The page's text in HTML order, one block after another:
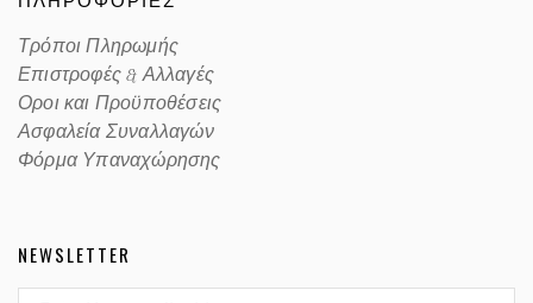
Τρόποι Πληρωμής
Επιστροφές & Αλλαγές
Οροι και Προϋποθέσεις
Ασφαλεία Συναλλαγών
Φόρμα Υπαναχώρησης
NEWSLETTER